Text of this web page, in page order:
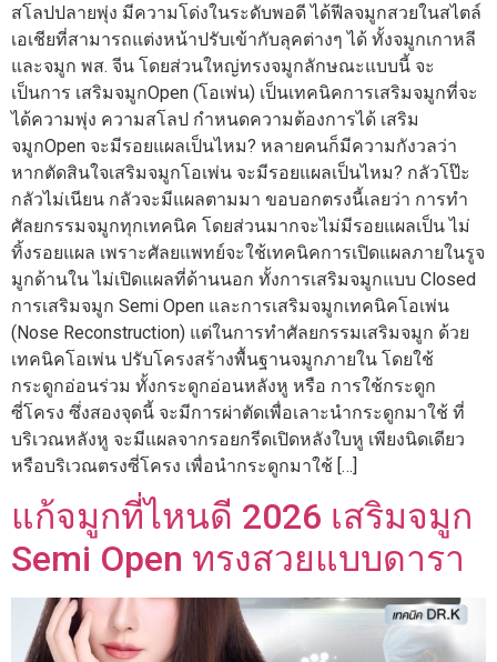
สโลปปลายพุ่ง มีความโด่งในระดับพอดี ได้ฟีลจมูกสวยในสไตล์
เอเชียที่สามารถแต่งหน้าปรับเข้ากับลุคต่างๆ ได้ ทั้งจมูกเกาหลี
และจมูก พส. จีน โดยส่วนใหญ่ทรงจมูกลักษณะแบบนี้ จะ
เป็นการ เสริมจมูกOpen (โอเพ่น) เป็นเทคนิคการเสริมจมูกที่จะ
ได้ความพุ่ง ความสโลป กำหนดความต้องการได้ เสริม
จมูกOpen จะมีรอยแผลเป็นไหม? หลายคนก็มีความกังวลว่า
หากตัดสินใจเสริมจมูกโอเพ่น จะมีรอยแผลเป็นไหม? กลัวโป๊ะ
กลัวไม่เนียน กลัวจะมีแผลตามมา ขอบอกตรงนี้เลยว่า การทำ
ศัลยกรรมจมูกทุกเทคนิค โดยส่วนมากจะไม่มีรอยแผลเป็น ไม่
ทิ้งรอยแผล เพราะศัลยแพทย์จะใช้เทคนิคการเปิดแผลภายในรูจ
มูกด้านใน ไม่เปิดแผลที่ด้านนอก ทั้งการเสริมจมูกแบบ Closed
การเสริมจมูก Semi Open และการเสริมจมูกเทคนิคโอเพ่น
(Nose Reconstruction) แต่ในการทำศัลยกรรมเสริมจมูก ด้วย
เทคนิคโอเพ่น ปรับโครงสร้างพื้นฐานจมูกภายใน โดยใช้
กระดูกอ่อนร่วม ทั้งกระดูกอ่อนหลังหู หรือ การใช้กระดูก
ซี่โครง ซึ่งสองจุดนี้ จะมีการผ่าตัดเพื่อเลาะนำกระดูกมาใช้ ที่
บริเวณหลังหู จะมีแผลจากรอยกรีดเปิดหลังใบหู เพียงนิดเดียว
หรือบริเวณตรงซี่โครง เพื่อนำกระดูกมาใช้ […]
แก้จมูกที่ไหนดี 2026 เสริมจมูก
Semi Open ทรงสวยแบบดารา